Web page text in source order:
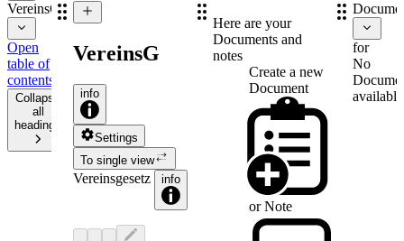
VereinsG
Open
table of
contents
Collapse
all
headings
VereinsG
info
Settings
To single view
Vereinsgesetz info
Here are your
Documents and
notes
Create a new
Document
orNote
for
No
available